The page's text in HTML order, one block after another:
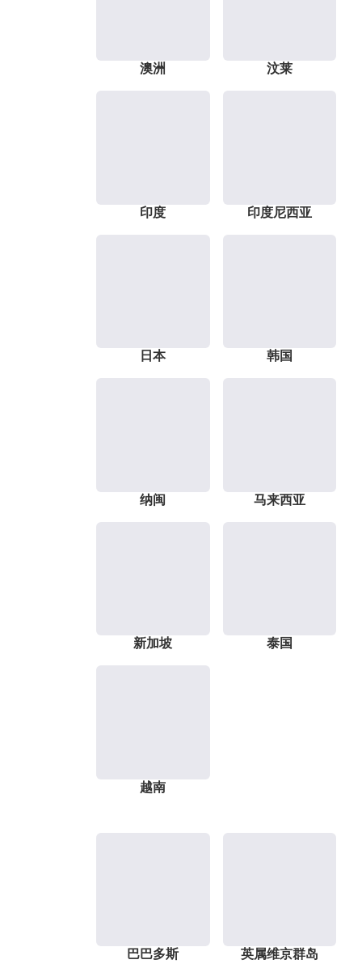
澳洲 汶莱
印度 印度尼西亚
日本 韩国
纳闽 马来西亚
新加坡 泰国
越南
巴巴多斯 英属维京群岛